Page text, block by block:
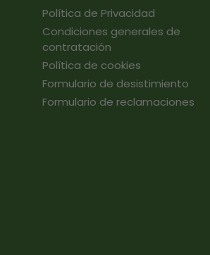
Política de Privacidad
Condiciones generales de
contratación
Política de cookies
Formulario de desistimiento
Formulario de reclamaciones